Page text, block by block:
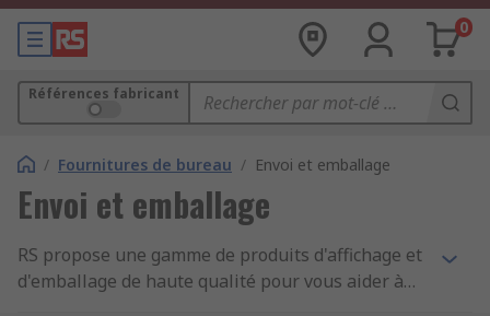
0
Références fabricant
/ Fournitures de bureau / Envoi et emballage
Envoi et emballage
RS propose une gamme de produits d'affichage et
d'emballage de haute qualité pour vous aider à